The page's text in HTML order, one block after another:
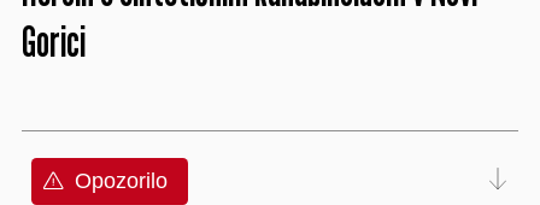
Gorici
Opozorilo